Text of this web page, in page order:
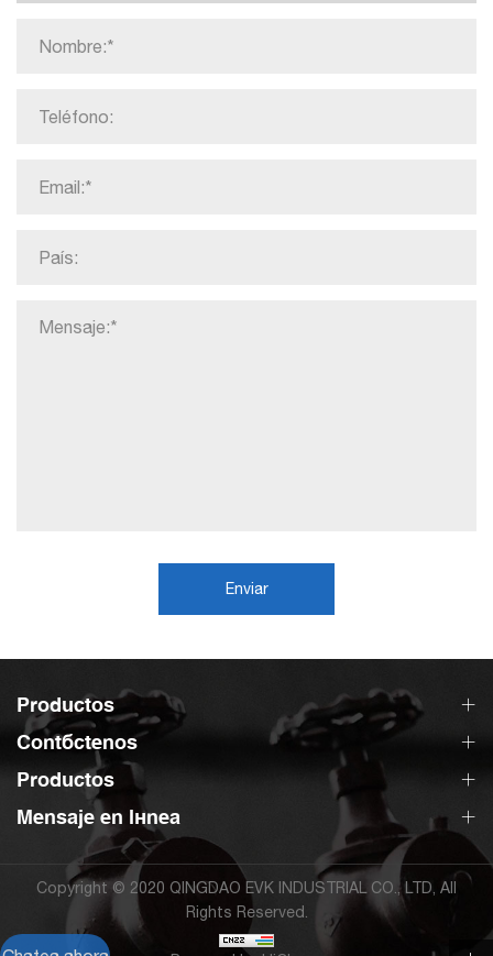
Enviar
Productos
Contáctenos
Productos
Mensaje en línea
Copyright © 2020 QINGDAO EVK INDUSTRIAL CO., LTD, All
Rights Reserved.